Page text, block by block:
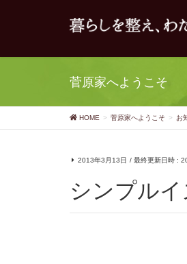
菅原家へようこそ
HOME 菅原家へようこそ お
2013年3月13日 / 最終更新日時 :
シンプル